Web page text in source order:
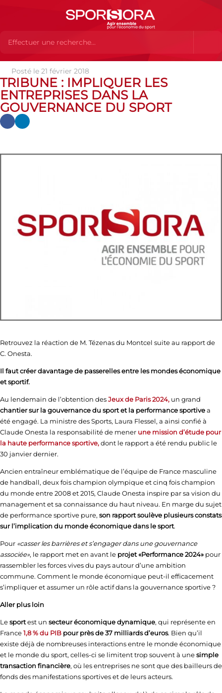
Actualités Actualités
Impliquer les entreprises dans la gouvernance du sport
Posté le 21 février 2018
TRIBUNE : IMPLIQUER LES
ENTREPRISES DANS LA
GOUVERNANCE DU SPORT
Retrouvez la réaction de M. Tézenas du Montcel suite au rapport de
C. Onesta.
Il faut créer davantage de passerelles entre les mondes économique
et sportif.
Au lendemain de l’obtention desJeux de Paris 2024, un grand
chantier sur la gouvernance du sport et la performance sportivea
été engagé. La ministre des Sports, Laura Flessel, a ainsi confié à
Claude Onesta la responsabilité de mener une mission d’étude pour
la haute performance sportive,dont le rapport a été rendu public le
30 janvier dernier.
Ancien entraîneur emblématique de l’équipe de France masculine
de handball, deux fois champion olympique et cinq fois champion
du monde entre 2008 et 2015, Claude Onesta inspire par sa vision du
management et sa connaissance du haut niveau. En marge du sujet
de performance sportive pure, son rapport soulève plusieurs constats
sur l’implication du monde économique dans le sport.
Pour «casser les barrières et s’engager dans une gouvernance
associée», le rapport met en avant le projet «Performance 2024» pour
rassembler les forces vives du pays autour d’une ambition
commune. Comment le monde économique peut-il efficacement
s’impliquer et assumer un rôle actif dans la gouvernance sportive ?
Aller plus loin
Lesportest un secteur économique dynamique, qui représente en
France1,8 % du PIB pour près de 37 milliards d’euros. Bien qu’il
existe déjà de nombreuses interactions entre le monde économique
et le monde du sport, celles-ci se limitent trop souvent à unesimple
transaction financière, où les entreprises ne sont que des bailleurs de
fonds des manifestations sportives et de leurs acteurs.